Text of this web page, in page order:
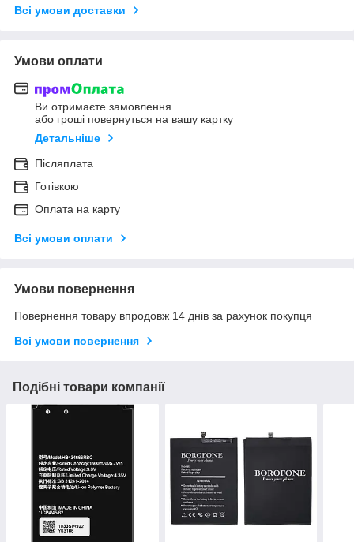
Всі умови доставки
Умови оплати
Ви отримаєте замовлення
або гроші повернуться на вашу картку
Детальніше
Післяплата
Готівкою
Оплата на карту
Всі умови оплати
Умови повернення
Повернення товару впродовж 14 днів за рахунок покупця
Всі умови повернення
Подібні товари компанії